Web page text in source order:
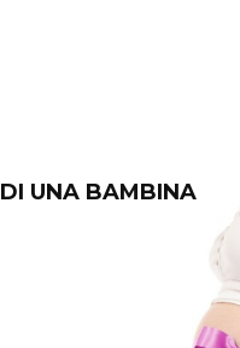
UNA BAMBINA